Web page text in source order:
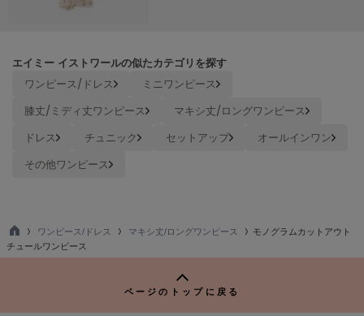
null.
ヌル
オン
ORGUE
オルグ
エイミー イストワールの似たカテゴリを探す
ワンピース/ドレス
ミニワンピース
膝丈/ミディ丈ワンピース
マキシ丈/ロングワンピース
ドレス
チュニック セットアップ
オールインワン
その他ワンピース
TO
P
ワンピース/ドレス マキシ丈/ロングワンピース
モノグラムカットアウト
チュールワンピース
ページのトップに戻る